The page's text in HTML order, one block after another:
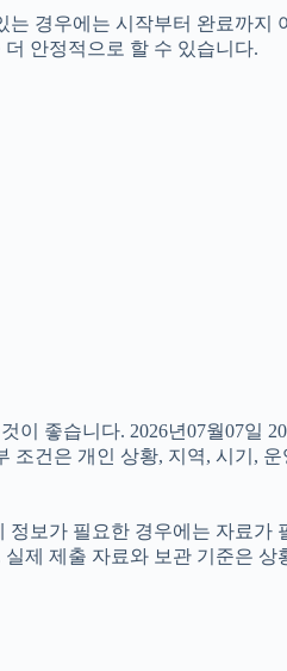
경우에는 시작부터 완료까
안정적으로 할 수 있습니다.
좋습니다. 2026년07월07일
건은 개인 상황, 지역, 시기,
보가 필요한 경우에는 자료가
제 제출 자료와 보관 기준은